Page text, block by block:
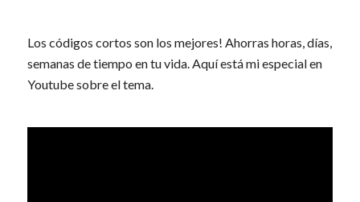
Los códigos cortos son los mejores! Ahorras horas, días,
semanas de tiempo en tu vida. Aquí está mi especial en
Youtube sobre el tema.